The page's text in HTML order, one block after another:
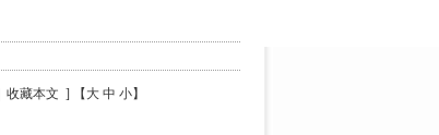
藏本文 ] 【大 中 小】